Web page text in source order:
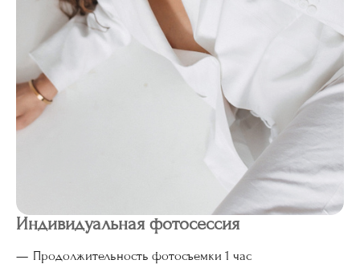
Индивидуальная фотосессия
Продолжительность фотосъемки 1 час